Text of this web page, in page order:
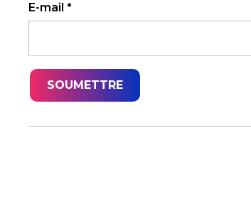
E-mail *